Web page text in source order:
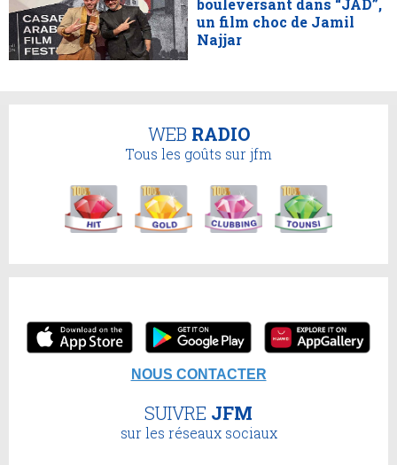
bouleversant dans “JAD”,
un film choc de Jamil
Najjar
WEB RADIO
Tous les goûts sur jfm
NOUS CONTACTER
SUIVRE JFM
sur les réseaux sociaux